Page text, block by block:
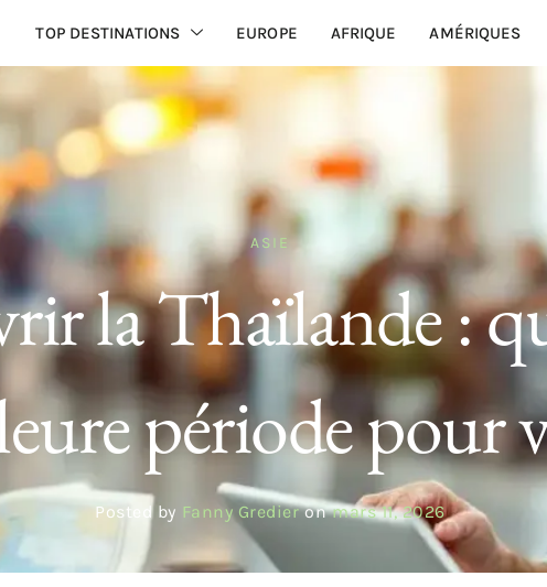
TOP DESTINATIONS EUROPE AFRIQUE AMÉRIQUES
ASIE
la Thaïlande :
période pour
Posted by Fanny Gredier on mars 11, 2026